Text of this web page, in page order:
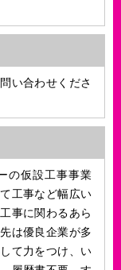
い合わせくださ
の仮設工事事業
工事など幅広い
事に関わるあら
は優良企業が多
て力をつけ、い